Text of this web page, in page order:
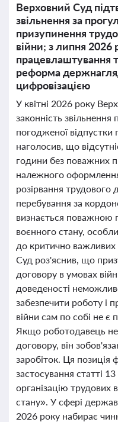
Верховний Суд
звільнення за
призупинення
війни; з липня 2026
працевлаштування
реформа
цифровізацією
У квітні 2026 року
законність звільнення
погодженої відпустки
наголосив, що
години без поважних
належного
розірвання трудового
перебування за
визнається поважною
воєнного стану,
до критично важливих
Суд роз'яснив, що
договору в умовах
доведеності
забезпечити роботу і
війни сам по собі не є
Якщо роботодавець
договору, він
заробіток. Ця позиція
застосування статті
організацію трудових
стану». У сфері
2026 року набирає